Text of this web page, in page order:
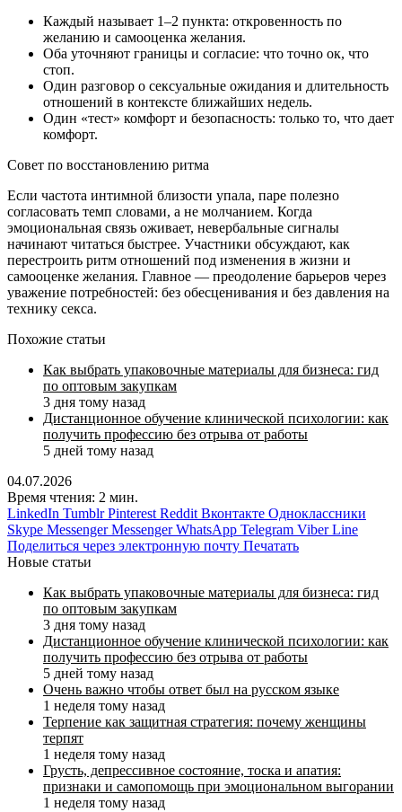
Каждый называет 1–2 пункта: откровенность по
желанию и самооценка желания.
Оба уточняют границы и согласие: что точно ок, что
стоп.
Один разговор о сексуальные ожидания и длительность
отношений в контексте ближайших недель.
Один «тест» комфорт и безопасность: только то, что дает
комфорт.
Совет по восстановлению ритма
Если частота интимной близости упала, паре полезно
согласовать темп словами, а не молчанием. Когда
эмоциональная связь оживает, невербальные сигналы
начинают читаться быстрее. Участники обсуждают, как
перестроить ритм отношений под изменения в жизни и
самооценке желания. Главное — преодоление барьеров через
уважение потребностей: без обесценивания и без давления на
технику секса.
Похожие статьи
Как выбрать упаковочные материалы для бизнеса: гид
по оптовым закупкам
3 дня тому назад
Дистанционное обучение клинической психологии: как
получить профессию без отрыва от работы
5 дней тому назад
04.07.2026
Время чтения: 2 мин.
LinkedIn Tumblr Pinterest Reddit Вконтакте Одноклассники
Skype Messenger Messenger WhatsApp Telegram Viber Line
Поделиться через электронную почту Печатать
Новые статьи
Как выбрать упаковочные материалы для бизнеса: гид
по оптовым закупкам
3 дня тому назад
Дистанционное обучение клинической психологии: как
получить профессию без отрыва от работы
5 дней тому назад
Очень важно чтобы ответ был на русском языке
1 неделя тому назад
Терпение как защитная стратегия: почему женщины
терпят
1 неделя тому назад
Грусть, депрессивное состояние, тоска и апатия:
признаки и самопомощь при эмоциональном выгорании
1 неделя тому назад